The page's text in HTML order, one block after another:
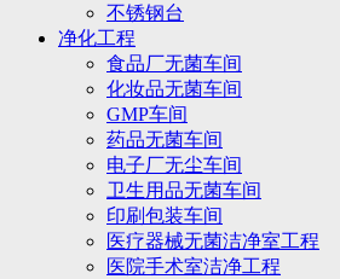
不锈钢台
净化工程
食品厂无菌车间
化妆品无菌车间
GMP车间
药品无菌车间
电子厂无尘车间
卫生用品无菌车间
印刷包装车间
医疗器械无菌洁净室工程
医院手术室洁净工程